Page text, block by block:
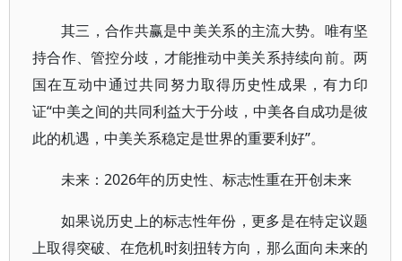
其三，合作共赢是中美关系的主流大势。唯有坚
持合作、管控分歧，才能推动中美关系持续向前。两
国在互动中通过共同努力取得历史性成果，有力印
证“中美之间的共同利益大于分歧，中美各自成功是彼
此的机遇，中美关系稳定是世界的重要利好”。
未来：2026年的历史性、标志性重在开创未来
如果说历史上的标志性年份，更多是在特定议题
上取得突破、在危机时刻扭转方向，那么面向未来的